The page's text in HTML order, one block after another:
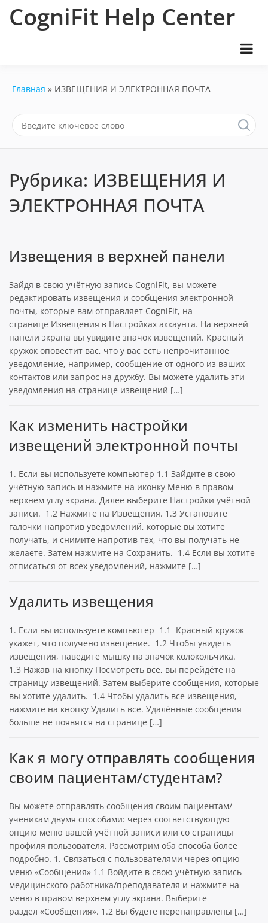
содержимому
CogniFit Help Center
Главная ИЗВЕЩЕНИЯ И ЭЛЕКТРОННАЯ ПОЧТА
Рубрика: ИЗВЕЩЕНИЯ И
ЭЛЕКТРОННАЯ ПОЧТА
Извещения в верхней панели
Зайдя в свою учётную запись CogniFit, вы можете
редактировать извещения и сообщения электронной
почты, которые вам отправляет CogniFit, на
странице Извещения в Настройках аккаунта. На верхней
панели экрана вы увидите значок извещений. Красный
кружок оповестит вас, что у вас есть непрочитанное
уведомление, например, сообщение от одного из ваших
контактов или запрос на дружбу. Вы можете удалить эти
уведомления на странице извещений […]
Как изменить настройки
извещений электронной почты
1. Если вы используете компьютер 1.1 Зайдите в свою
учётную запись и нажмите на иконку Меню в правом
верхнем углу экрана. Далее выберите Настройки учётной
записи. 1.2 Нажмите на Извещения. 1.3 Установите
галочки напротив уведомлений, которые вы хотите
получать, и снимите напротив тех, что вы получать не
желаете. Затем нажмите на Сохранить. 1.4 Если вы хотите
отписаться от всех уведомлений, нажмите […]
Удалить извещения
1. Если вы используете компьютер 1.1 Красный кружок
укажет, что получено извещение. 1.2 Чтобы увидеть
извещения, наведите мышку на значок колокольчика.
1.3 Нажав на кнопку Посмотреть все, вы перейдёте на
страницу извещений. Затем выберите сообщения, которые
вы хотите удалить. 1.4 Чтобы удалить все извещения,
нажмите на кнопку Удалить все. Удалённые сообщения
больше не появятся на странице […]
Как я могу отправлять сообщения
своим пациентам/студентам?
Вы можете отправлять сообщения своим пациентам/
ученикам двумя способами: через соответствующую
опцию меню вашей учётной записи или со страницы
профиля пользователя. Рассмотрим оба способа более
подробно. 1. Связаться с пользователями через опцию
меню «Сообщения» 1.1 Войдите в свою учётную запись
медицинского работника/преподавателя и нажмите на
меню в правом верхнем углу экрана. Выберите
раздел «Сообщения». 1.2 Вы будете перенаправлены […]